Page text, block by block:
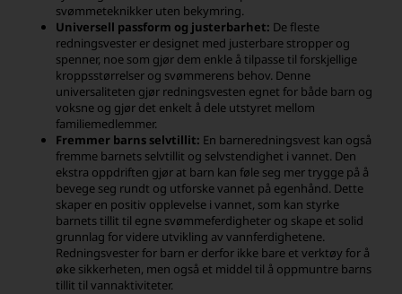
svømmeteknikker uten bekymring.
Universell passform og justerbarhet: De fleste
redningsvester er designet med justerbare stropper og
spenner, noe som gjør dem enkle å tilpasse til forskjellige
kroppsstørrelser og svømmerens behov. Denne
universaliteten gjør redningsvesten egnet for både barn og
voksne og gjør det enkelt å dele utstyret mellom
familiemedlemmer.
Fremmer barns selvtillit: En barneredningsvest kan også
fremme barnets selvtillit og selvstendighet i vannet. Den
ekstra oppdriften gjør at barn kan føle seg mer trygge på å
bevege seg rundt og utforske vannet på egenhånd. Dette
skaper en positiv opplevelse i vannet, som kan styrke
barnets tillit til egne svømmeferdigheter og skape et solid
grunnlag for videre utvikling av vannferdighetene.
Redningsvester for barn er derfor ikke bare et verktøy for å
øke sikkerheten, men også et middel til å oppmuntre barns
tillit til vannaktiviteter.